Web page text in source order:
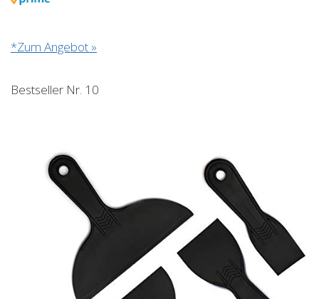
*Zum Angebot »
Bestseller Nr. 10